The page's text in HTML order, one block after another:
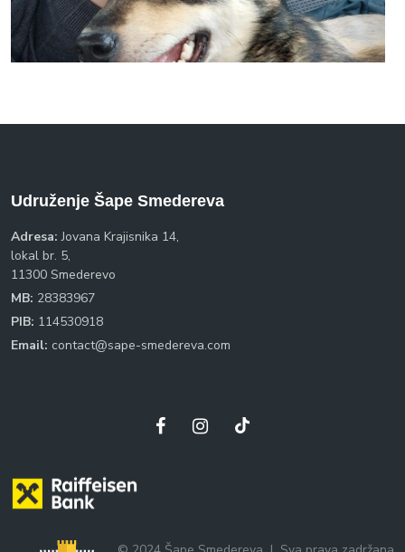
Udruženje Šape Smedereva
Adresa: Jovana Krajisnika 14,
lokal br. 5,
11300 Smederevo
MB: 28383967
PIB: 114530918
Email: contact@sape-smedereva.com